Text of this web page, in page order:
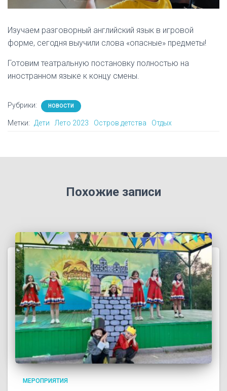
Изучаем разговорный английский язык в игровой
форме, сегодня выучили слова «опасные» предметы!
Готовим театральную постановку полностью на
иностранном языке к концу смены.
Рубрики: НОВОСТИ
Метки: Дети Лето 2023 Остров детства Отдых
Похожие записи
МЕРОПРИЯТИЯ